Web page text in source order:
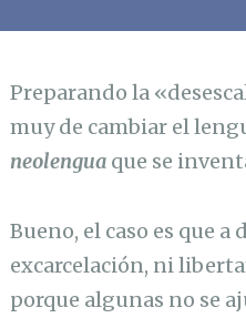
Preparando la
muy de cambiar el
neolengua que se
Bueno, el caso es que
excarcelación, ni
porque algunas no se